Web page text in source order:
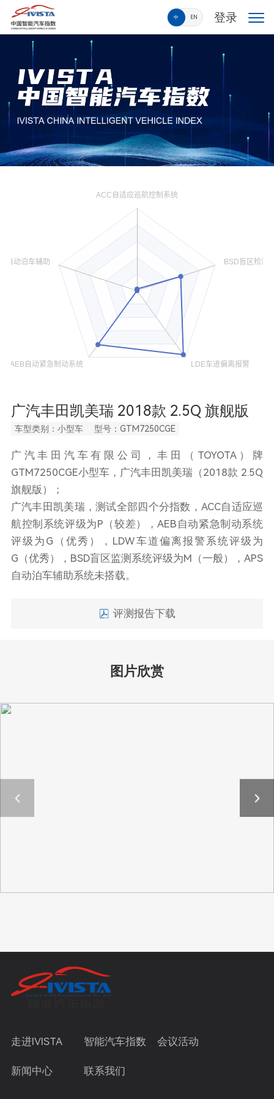
中 EN 登录
广汽丰田凯美瑞 2018款 2.5Q 旗舰版
车型类别：小型车 型号：GTM7250CGE
广汽丰田汽车有限公司，丰田（TOYOTA）牌
GTM7250CGE小型车，广汽丰田凯美瑞（2018款 2.5Q
旗舰版）；
广汽丰田凯美瑞，测试全部四个分指数，ACC自适应巡
航控制系统评级为P（较差），AEB自动紧急制动系统
评级为G（优秀），LDW车道偏离报警系统评级为
G（优秀），BSD盲区监测系统评级为M（一般），APS
自动泊车辅助系统未搭载。
评测报告下载
图片欣赏
走进IVISTA 智能汽车指数 会议活动
新闻中心 联系我们